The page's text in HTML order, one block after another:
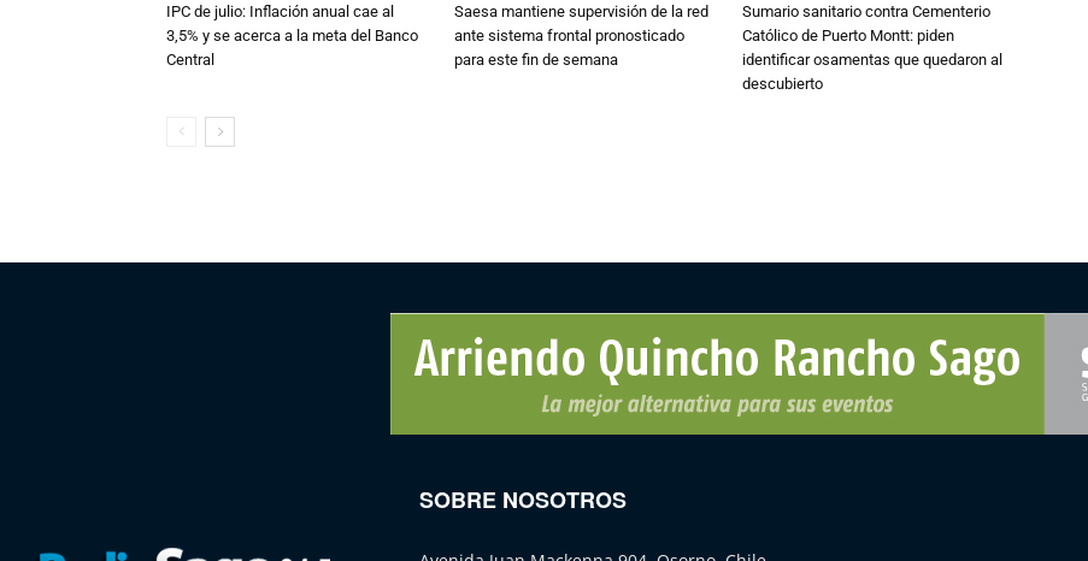
IPC de julio: Inflación anual cae al
3,5% y se acerca a la meta del Banco
Central
Saesa mantiene supervisión de la red
ante sistema frontal pronosticado
para este fin de semana
Sumario sanitario contra Cementerio
Católico de Puerto Montt: piden
identificar osamentas que quedaron al
descubierto
SOBRE NOSOTROS